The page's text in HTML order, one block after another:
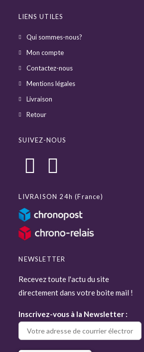
LIENS UTILES
Qui sommes-nous?
Mon compte
Contactez-nous
Mentions légales
Livraison
Retour
SUIVEZ-NOUS
LIVRAISON 24h (France)
NEWSLETTER
Recevez toute l'actu du site
directement dans votre boite mail !
Inscrivez-vous à la Newsletter :